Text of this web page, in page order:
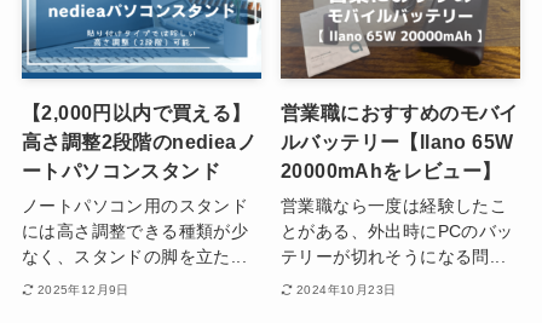
【2,000円以内で買える】
高さ調整2段階のnedieaノ
ートパソコンスタンド
ノートパソコン用のスタンド
には高さ調整できる種類が少
なく、スタンドの脚を立た...
2025年12月9日
営業職におすすめのモバイ
ルバッテリー【llano 65W
20000mAhをレビュー】
営業職なら一度は経験したこ
とがある、外出時にPCのバッ
テリーが切れそうになる問...
2024年10月23日